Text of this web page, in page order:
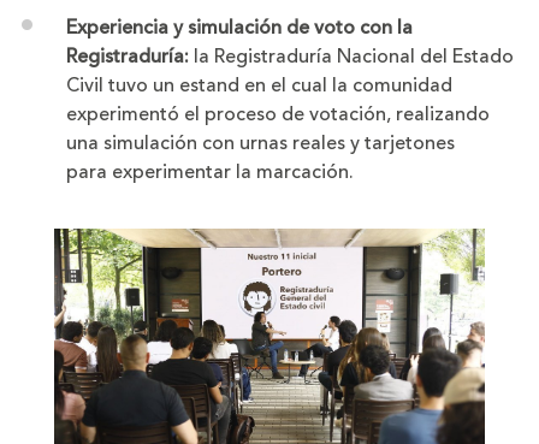
Experiencia y simulación de voto con la
Registraduría: la Registraduría Nacional del Estado
Civil tuvo un estand en el cual la comunidad
experimentó el proceso de votación, realizando
una simulación con urnas reales y tarjetones
para experimentar la marcación.